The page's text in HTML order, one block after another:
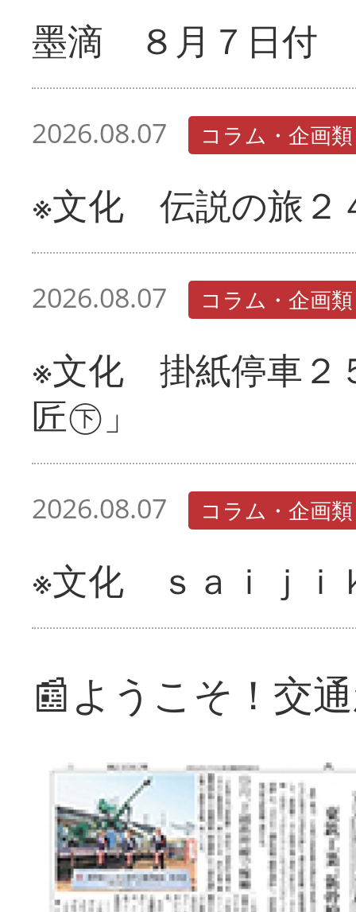
墨滴 ８月７日付
2026.08.07 コラム・企画類
※文化 伝説の旅２
2026.08.07 コラム・企画類
※文化 掛紙停車２
匠㊦」
2026.08.07 コラム・企画類
※文化 ｓａｉｊ
📰ようこそ！交